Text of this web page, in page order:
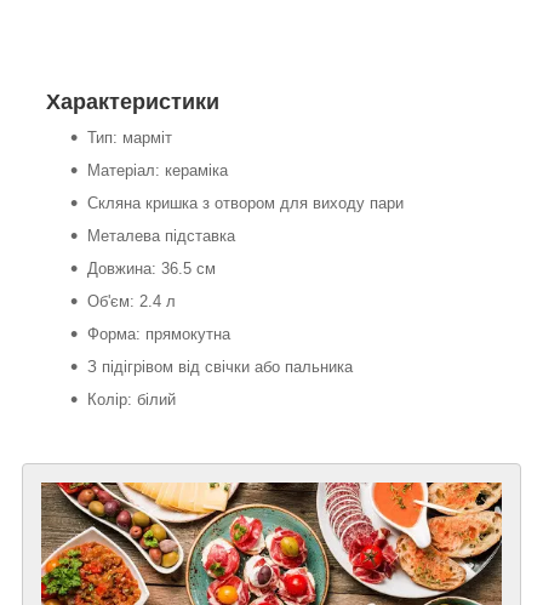
Характеристики
Тип: марміт
Матеріал: кераміка
Скляна кришка з отвором для виходу пари
Металева підставка
Довжина: 36.5 см
Об'єм: 2.4 л
Форма: прямокутна
З підігрівом від свічки або пальника
Колір: білий